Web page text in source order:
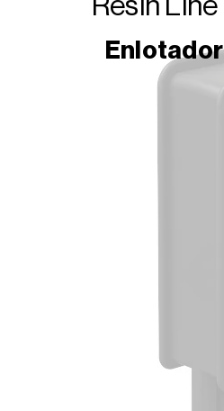
Resin Line
Enlotador